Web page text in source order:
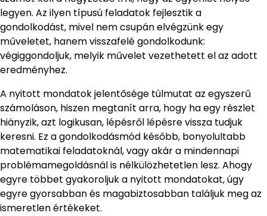
legyen. Az ilyen típusú feladatok fejlesztik a
gondolkodást, mivel nem csupán elvégzünk egy
műveletet, hanem visszafelé gondolkodunk:
végiggondoljuk, melyik művelet vezethetett el az adott
eredményhez.
A nyitott mondatok jelentősége túlmutat az egyszerű
számoláson, hiszen megtanít arra, hogy ha egy részlet
hiányzik, azt logikusan, lépésről lépésre vissza tudjuk
keresni. Ez a gondolkodásmód később, bonyolultabb
matematikai feladatoknál, vagy akár a mindennapi
problémamegoldásnál is nélkülözhetetlen lesz. Ahogy
egyre többet gyakoroljuk a nyitott mondatokat, úgy
egyre gyorsabban és magabiztosabban találjuk meg az
ismeretlen értékeket.